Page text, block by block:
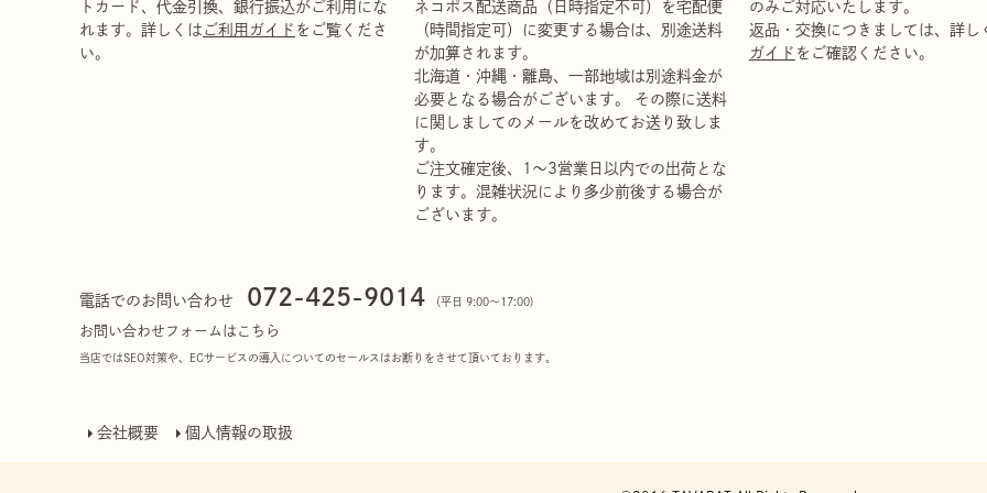
トカード、代金引換、銀行振込がご利用にな
れます。詳しくは ご利用ガイド をご覧くださ
い。
ネコポス配送商品（日時指定不可）を宅配便
（時間指定可）に変更する場合は、別途送料
が加算されます。
北海道・沖縄・離島、一部地域は別途料金が
必要となる場合がございます。 その際に送料
に関しましてのメールを改めてお送り致しま
す。
ご注文確定後、1～3営業日以内での出荷とな
ります。混雑状況により多少前後する場合が
ございます。
のみご対応いたします。
返品・交換につきましては、詳し
ガイド をご確認ください。
電話でのお問い合わせ 072-425-9014 （平日 9:00〜17:00)
お問い合わせフォームはこちら
当店ではSEO対策や、ECサービスの導入についてのセールスはお断りをさせて頂いております。
会社概要 個人情報の取扱